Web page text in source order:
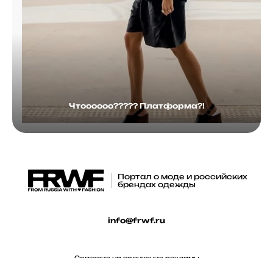
Чтоооооо????? Платформа?!
Портал о моде и российских
брендах одежды
info@frwf.ru